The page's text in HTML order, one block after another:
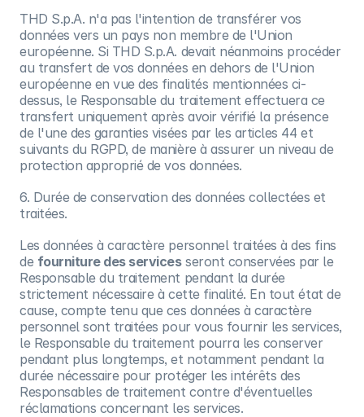
THD S.p.A. n'a pas l'intention de transférer vos
données vers un pays non membre de l'Union
européenne. Si THD S.p.A. devait néanmoins procéder
au transfert de vos données en dehors de l'Union
européenne en vue des finalités mentionnées ci-
dessus, le Responsable du traitement effectuera ce
transfert uniquement après avoir vérifié la présence
de l'une des garanties visées par les articles 44 et
suivants du RGPD, de manière à assurer un niveau de
protection approprié de vos données.
6. Durée de conservation des données collectées et
traitées.
Les données à caractère personnel traitées à des fins
de fourniture des servicesseront conservées par le
Responsable du traitement pendant la durée
strictement nécessaire à cette finalité. En tout état de
cause, compte tenu que ces données à caractère
personnel sont traitées pour vous fournir les services,
le Responsable du traitement pourra les conserver
pendant plus longtemps, et notamment pendant la
durée nécessaire pour protéger les intérêts des
Responsables de traitement contre d'éventuelles
réclamations concernant les services.